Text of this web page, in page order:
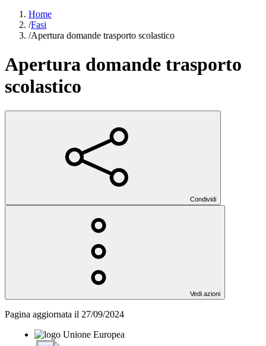
Home
/Fasi
/Apertura domande trasporto scolastico
Apertura domande trasporto
scolastico
Condividi
Vedi azioni
Pagina aggiornata il 27/09/2024